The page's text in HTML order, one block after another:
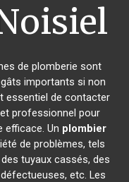
de plomberie sont
importants si non
essentiel de contacter
professionnel pour
efficace. Un plombier
de problèmes, tels
tuyaux cassés, des
etc. Les